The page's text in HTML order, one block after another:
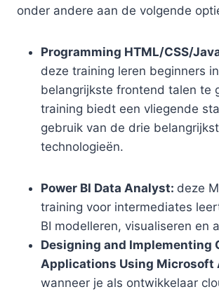
onder andere aan de volgende
Programming HTML/CSS/
deze training leren beginners
belangrijkste frontend talen te
training biedt een vliegende
gebruik van de drie
technologieën.
Power BI Data Analyst: deze
training voor intermediates
BI modelleren, visualiseren en
Designing and Implementing
Applications Using Microsoft
wanneer je als ontwikkelaar